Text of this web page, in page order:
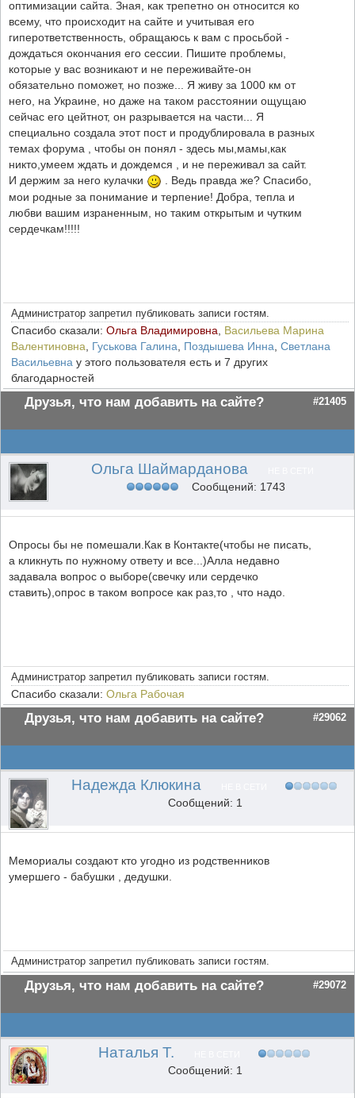
оптимизации сайта. Зная, как трепетно он относится ко
всему, что происходит на сайте и учитывая его
гиперответственность, обращаюсь к вам с просьбой -
дождаться окончания его сессии. Пишите проблемы,
которые у вас возникают и не переживайте-он
обязательно поможет, но позже... Я живу за 1000 км от
него, на Украине, но даже на таком расстоянии ощущаю
сейчас его цейтнот, он разрывается на части... Я
специально создала этот пост и продублировала в разных
темах форума , чтобы он понял - здесь мы,мамы,как
никто,умеем ждать и дождемся , и не переживал за сайт.
И держим за него кулачки
. Ведь правда же? Спасибо,
мои родные за понимание и терпение! Добра, тепла и
любви вашим израненным, но таким открытым и чутким
сердечкам!!!!!
Администратор запретил публиковать записи гостям.
Спасибо сказали: Ольга Владимировна
Васильева Марина
Валентиновна
Гуськова Галина Поздышева Инна Светлана
Васильевна у этого пользователя есть и 7 других
благодарностей
Друзья, что нам добавить на сайте? #21405
Ольга Шаймарданова
Сообщений: 1743
Опросы бы не помешали.Как в Контакте(чтобы не писать,
а кликнуть по нужному ответу и все...)Алла недавно
задавала вопрос о выборе(свечку или сердечко
ставить),опрос в таком вопросе как раз,то , что надо.
Администратор запретил публиковать записи гостям.
Спасибо сказали: Ольга Рабочая
Друзья, что нам добавить на сайте? #29062
Надежда Клюкина
Сообщений: 1
Мемориалы создают кто угодно из родственников
умершего - бабушки , дедушки.
Администратор запретил публиковать записи гостям.
Друзья, что нам добавить на сайте? #29072
Наталья Т.
Сообщений: 1